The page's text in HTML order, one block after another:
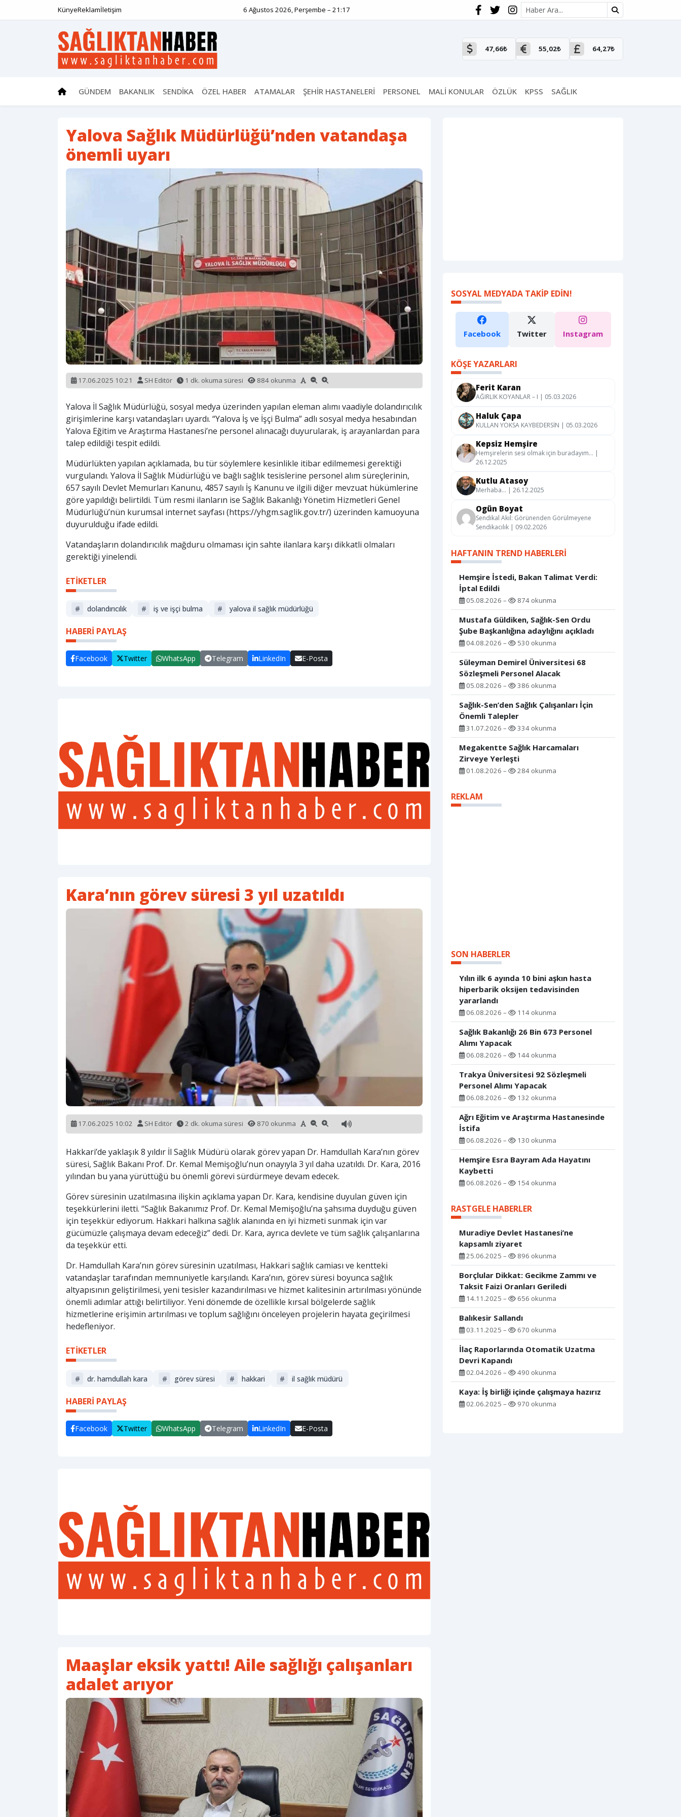
KünyeReklamİletişim 6 Ağustos 2026, Perşembe – 21:17 Site içi arama
47,66₺ 55,02₺ 64,27₺
GÜNDEM BAKANLIK SENDİKA ÖZEL HABER ATAMALAR ŞEHİR HASTANELERİ PERSONEL MALİ KONULAR ÖZLÜK KPSS SAĞLIK
Yalova Sağlık Müdürlüğü’nden vatandaşa
önemli uyarı
17.06.2025 10:21 SH Editör 1 dk. okuma süresi 884 okunma
Yalova İl Sağlık Müdürlüğü, sosyal medya üzerinden yapılan eleman alımı vaadiyle dolandırıcılık
girişimlerine karşı vatandaşları uyardı. “Yalova İş ve İşçi Bulma” adlı sosyal medya hesabından
Yalova Eğitim ve Araştırma Hastanesi’ne personel alınacağı duyurularak, iş arayanlardan para
talep edildiği tespit edildi.
Müdürlükten yapılan açıklamada, bu tür söylemlere kesinlikle itibar edilmemesi gerektiği
vurgulandı. Yalova İl Sağlık Müdürlüğü ve bağlı sağlık tesislerine personel alım süreçlerinin,
657 sayılı Devlet Memurları Kanunu, 4857 sayılı İş Kanunu ve ilgili diğer mevzuat hükümlerine
göre yapıldığı belirtildi. Tüm resmi ilanların ise Sağlık Bakanlığı Yönetim Hizmetleri Genel
Müdürlüğü’nün kurumsal internet sayfası (https://yhgm.saglik.gov.tr/) üzerinden kamuoyuna
duyurulduğu ifade edildi.
Vatandaşların dolandırıcılık mağduru olmaması için sahte ilanlara karşı dikkatli olmaları
gerektiği yinelendi.
ETİKETLER
# dolandırıcılık # iş ve işçi bulma # yalova il sağlık müdürlüğü
HABERİ PAYLAŞ
Facebook Twitter WhatsApp Telegram LinkedIn E-Posta
Kara’nın görev süresi 3 yıl uzatıldı
17.06.2025 10:02 SH Editör 2 dk. okuma süresi 870 okunma
Hakkari’de yaklaşık 8 yıldır İl Sağlık Müdürü olarak görev yapan Dr. Hamdullah Kara’nın görev
süresi, Sağlık Bakanı Prof. Dr. Kemal Memişoğlu’nun onayıyla 3 yıl daha uzatıldı. Dr. Kara, 2016
yılından bu yana yürüttüğü bu önemli görevi sürdürmeye devam edecek.
Görev süresinin uzatılmasına ilişkin açıklama yapan Dr. Kara, kendisine duyulan güven için
teşekkürlerini iletti. “Sağlık Bakanımız Prof. Dr. Kemal Memişoğlu’na şahsıma duyduğu güven
için teşekkür ediyorum. Hakkari halkına sağlık alanında en iyi hizmeti sunmak için var
gücümüzle çalışmaya devam edeceğiz” dedi. Dr. Kara, ayrıca devlete ve tüm sağlık çalışanlarına
da teşekkür etti.
Dr. Hamdullah Kara’nın görev süresinin uzatılması, Hakkari sağlık camiası ve kentteki
vatandaşlar tarafından memnuniyetle karşılandı. Kara’nın, görev süresi boyunca sağlık
altyapısının geliştirilmesi, yeni tesisler kazandırılması ve hizmet kalitesinin artırılması yönünde
önemli adımlar attığı belirtiliyor. Yeni dönemde de özellikle kırsal bölgelerde sağlık
hizmetlerine erişimin artırılması ve toplum sağlığını önceleyen projelerin hayata geçirilmesi
hedefleniyor.
ETİKETLER
# dr. hamdullah kara # görev süresi # hakkari # i̇l sağlık müdürü
HABERİ PAYLAŞ
Facebook Twitter WhatsApp Telegram LinkedIn E-Posta
Maaşlar eksik yattı! Aile sağlığı çalışanları
adalet arıyor
SOSYAL MEDYADA TAKIP EDIN!
Facebook Twitter Instagram
KÖŞE YAZARLARI
Ferit Karan
AĞIRLIK KOYANLAR – I | 05.03.2026
Haluk Çapa
KULLAN YOKSA KAYBEDERSİN | 05.03.2026
Kepsiz Hemşire
Hemşirelerin sesi olmak için buradayım… |
26.12.2025
Kutlu Atasoy
Merhaba… | 26.12.2025
Ogün Boyat
Sendikal Akıl: Görünenden Görülmeyene
Sendikacılık | 09.02.2026
HAFTANIN TREND HABERLERI
Hemşire İstedi, Bakan Talimat Verdi:
İptal Edildi
05.08.2026 – 874 okunma
Mustafa Güldiken, Sağlık-Sen Ordu
Şube Başkanlığına adaylığını açıkladı
04.08.2026 – 530 okunma
Süleyman Demirel Üniversitesi 68
Sözleşmeli Personel Alacak
05.08.2026 – 386 okunma
Sağlık-Sen’den Sağlık Çalışanları İçin
Önemli Talepler
31.07.2026 – 334 okunma
Megakentte Sağlık Harcamaları
Zirveye Yerleşti
01.08.2026 – 284 okunma
REKLAM
SON HABERLER
Yılın ilk 6 ayında 10 bini aşkın hasta
hiperbarik oksijen tedavisinden
yararlandı
06.08.2026 – 114 okunma
Sağlık Bakanlığı 26 Bin 673 Personel
Alımı Yapacak
06.08.2026 – 144 okunma
Trakya Üniversitesi 92 Sözleşmeli
Personel Alımı Yapacak
06.08.2026 – 132 okunma
Ağrı Eğitim ve Araştırma Hastanesinde
İstifa
06.08.2026 – 130 okunma
Hemşire Esra Bayram Ada Hayatını
Kaybetti
06.08.2026 – 154 okunma
RASTGELE HABERLER
Muradiye Devlet Hastanesi’ne
kapsamlı ziyaret
25.06.2025 – 896 okunma
Borçlular Dikkat: Gecikme Zammı ve
Taksit Faizi Oranları Geriledi
14.11.2025 – 656 okunma
Balıkesir Sallandı
03.11.2025 – 670 okunma
İlaç Raporlarında Otomatik Uzatma
Devri Kapandı
02.04.2026 – 490 okunma
Kaya: İş birliği içinde çalışmaya hazırız
02.06.2025 – 970 okunma